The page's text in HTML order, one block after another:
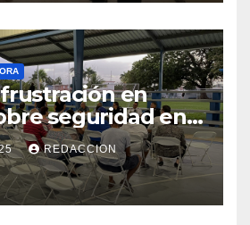
en
seguridad en
REDACCION